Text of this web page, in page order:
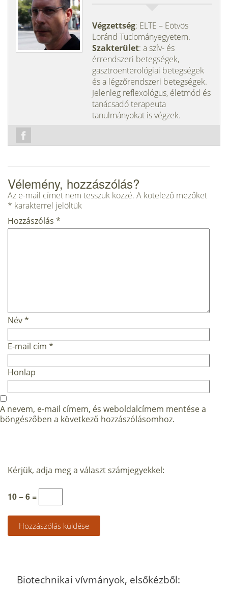
Végzettség: ELTE – Eötvös
Loránd Tudományegyetem.
Szakterület: a szív- és
érrendszeri betegségek,
gasztroenterológiai betegségek
és a légzőrendszeri betegségek.
Jelenleg reflexológus, életmód és
tanácsadó terapeuta
tanulmányokat is végzek.
Vélemény, hozzászólás?
Az e-mail címet nem tesszük közzé. A kötelező mezőket
* karakterrel jelöltük
Hozzászólás *
Név*
E-mail cím *
Honlap
A nevem, e-mail címem, és weboldalcímem mentése a
böngészőben a következő hozzászólásomhoz.
Kérjük, adja meg a választ számjegyekkel:
10 − 6 =
Biotechnikai vívmányok, elsőkézből: